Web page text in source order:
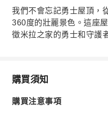
我們不會忘記勇士屋頂，
360度的壯麗景色。這座
徵米拉之家的勇士和守護
購買須知
購買注意事項